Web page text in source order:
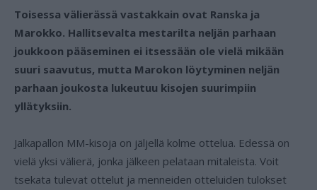
Toisessa välierässä vastakkain ovat Ranska ja
Marokko. Hallitsevalta mestarilta neljän parhaan
joukkoon pääseminen ei itsessään ole vielä mikään
suuri saavutus, mutta Marokon löytyminen neljän
parhaan joukosta lukeutuu kisojen suurimpiin
yllätyksiin.
Jalkapallon MM-kisoja on jäljellä kolme ottelua. Edessä on
vielä yksi välierä, jonka jälkeen pelataan mitaleista. Voit
tsekata tulevat ottelut ja menneiden otteluiden tulokset